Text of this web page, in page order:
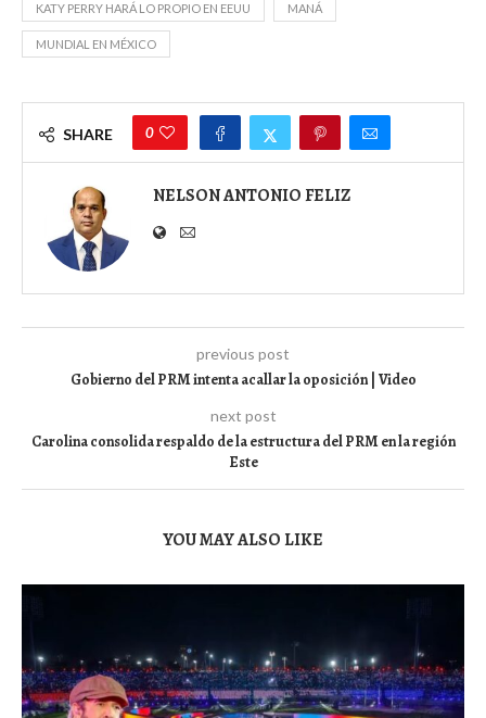
KATY PERRY HARÁ LO PROPIO EN EEUU MANÁ
MUNDIAL EN MÉXICO
SHARE 0
NELSON ANTONIO FELIZ
previous post
Gobierno del PRM intenta acallar la oposición | Video
next post
Carolina consolida respaldo de la estructura del PRM en la región
Este
YOU MAY ALSO LIKE